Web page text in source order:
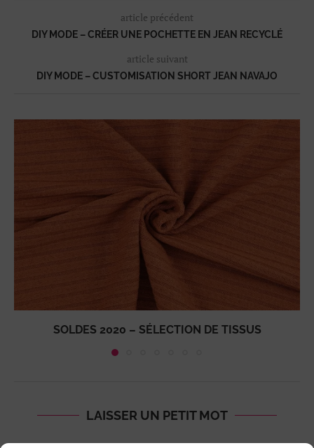
article précédent
DIY MODE – CRÉER UNE POCHETTE EN JEAN RECYCLÉ
article suivant
DIY MODE – CUSTOMISATION SHORT JEAN NAVAJO
SOLDES 2020 – SÉLECTION DE TISSUS
LAISSER UN PETIT MOT